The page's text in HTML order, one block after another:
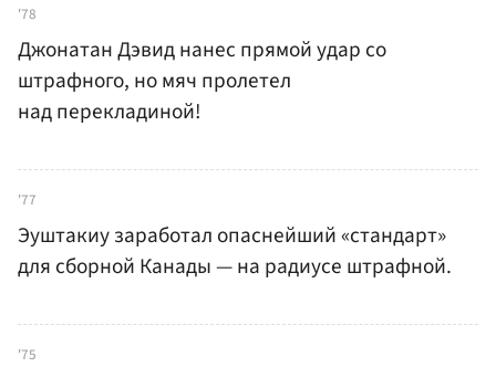
'78
Джонатан Дэвид нанес прямой удар со
штрафного, но мяч пролетел
над перекладиной!
'77
Эуштакиу заработал опаснейший «стандарт»
для сборной Канады — на радиусе штрафной.
'75